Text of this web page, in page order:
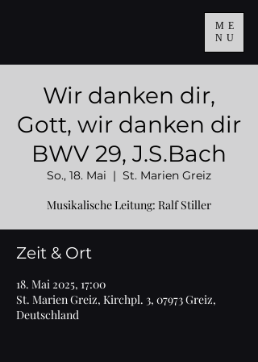
ME
NU
Wir danken dir,
Gott, wir danken dir
BWV 29, J.S.Bach
So., 18. Mai
  |
St. Marien Greiz
Musikalische Leitung: Ralf Stiller
Zeit & Ort
18. Mai 2025, 17:00
St. Marien Greiz, Kirchpl. 3, 07973 Greiz,
Deutschland